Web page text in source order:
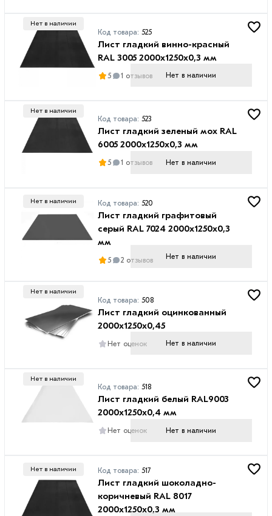
2
Высота
волны
21
мм
1050
мм
1160
мм
1200
мм
Нет в наличии
Код товара: 525
Лист гладкий винно-красный
RAL 3005 2000х1250х0,3 мм
5 1 отзывов Нет в наличии
Нет в наличии
Код товара: 523
Лист гладкий зеленый мох RAL
6005 2000х1250х0,3 мм
5 1 отзывов Нет в наличии
Нет в наличии Код товара: 520
Лист гладкий графитовый
серый RAL 7024 2000х1250х0,3
мм
5 2 отзывов Нет в наличии
Нет в наличии
Код товара: 508
Лист гладкий оцинкованный
2000х1250х0,45
Нет оценок Нет в наличии
Нет в наличии
Код товара: 518
Лист гладкий белый RAL9003
2000х1250х0,4 мм
Нет оценок Нет в наличии
Нет в наличии Код товара: 517
Лист гладкий шоколадно-
коричневый RAL 8017
2000х1250х0,3 мм